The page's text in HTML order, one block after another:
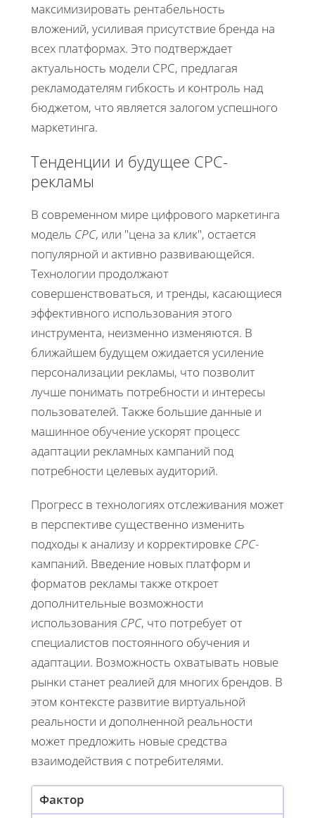
максимизировать рентабельность
вложений, усиливая присутствие бренда на
всех платформах. Это подтверждает
актуальность модели CPC, предлагая
рекламодателям гибкость и контроль над
бюджетом, что является залогом успешного
маркетинга.
Тенденции и будущее CPC-
рекламы
В современном мире цифрового маркетинга
модель CPC, или "цена за клик", остается
популярной и активно развивающейся.
Технологии продолжают
совершенствоваться, и тренды, касающиеся
эффективного использования этого
инструмента, неизменно изменяются. В
ближайшем будущем ожидается усиление
персонализации рекламы, что позволит
лучше понимать потребности и интересы
пользователей. Также большие данные и
машинное обучение ускорят процесс
адаптации рекламных кампаний под
потребности целевых аудиторий.
Прогресс в технологиях отслеживания может
в перспективе существенно изменить
подходы к анализу и корректировке CPC-
кампаний. Введение новых платформ и
форматов рекламы также откроет
дополнительные возможности
использования CPC, что потребует от
специалистов постоянного обучения и
адаптации. Возможность охватывать новые
рынки станет реалией для многих брендов. В
этом контексте развитие виртуальной
реальности и дополненной реальности
может предложить новые средства
взаимодействия с потребителями.
Фактор